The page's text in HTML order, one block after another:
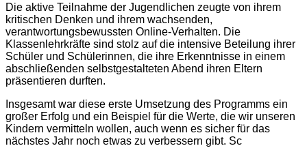
Die aktive Teilnahme der Jugendlichen zeugte von ihrem
kritischen Denken und ihrem wachsenden,
verantwortungsbewussten Online-Verhalten. Die
Klassenlehrkräfte sind stolz auf die intensive Beteilung ihrer
Schüler und Schülerinnen, die ihre Erkenntnisse in einem
abschließenden selbstgestalteten Abend ihren Eltern
präsentieren durften.
Insgesamt war diese erste Umsetzung des Programms ein
großer Erfolg und ein Beispiel für die Werte, die wir unseren
Kindern vermitteln wollen, auch wenn es sicher für das
nächstes Jahr noch etwas zu verbessern gibt. Sc